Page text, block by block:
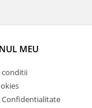
MEU
conditii
Confidentialitate